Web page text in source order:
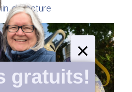
de lecture
×
gratuits!